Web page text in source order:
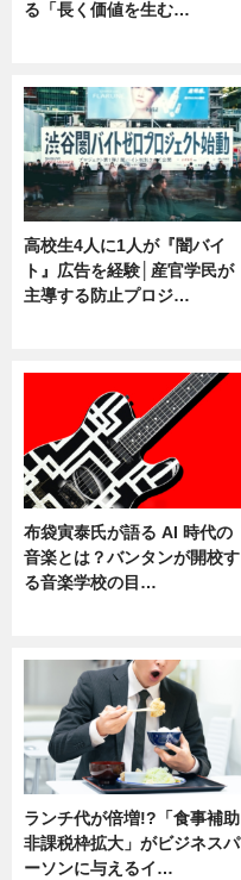
る「長く価値を生む…
高校生4人に1人が『闇バイ
ト』広告を経験│産官学民が
主導する防止プロジ…
布袋寅泰氏が語る AI 時代の
音楽とは？バンタンが開校す
る音楽学校の目…
ランチ代が倍増!?「食事補助
非課税枠拡大」がビジネスパ
ーソンに与えるイ…